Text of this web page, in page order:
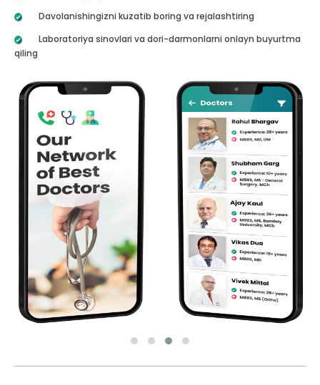
Davolanishingizni kuzatib boring va rejalashtiring
Laboratoriya sinovlari va dori-darmonlarni onlayn buyurtma
qiling